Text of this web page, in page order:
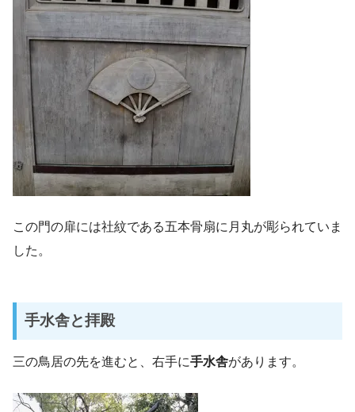
この門の扉には社紋である五本骨扇に月丸が彫られていま
した。
手水舎と拝殿
三の鳥居の先を進むと、右手に手水舎があります。